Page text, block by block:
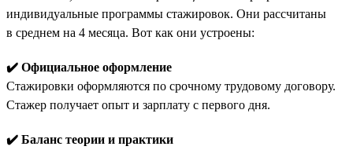
индивидуальные программы стажировок. Они рассчитаны
в среднем на 4 месяца. Вот как они устроены:
✔️ Официальное оформление
Стажировки оформляются по срочному трудовому договору.
Стажер получает опыт и зарплату с первого дня.
✔️ Баланс теории и практики